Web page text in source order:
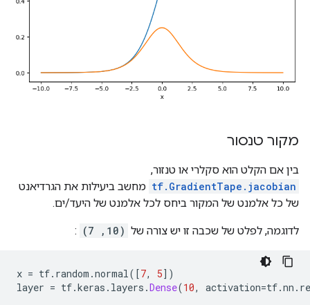
מקור טנסור
בין אם הקלט הוא סקלרי או טנזור,
tf.GradientTape.jacobian מחשב ביעילות את הגרדיאנט
של כל אלמנט של המקור ביחס לכל אלמנט של היעד/ים.
לדוגמה, לפלט של שכבה זו יש צורה של (10, 7)
:
x = tf. random .normal([7, 5])
layer = tf.keras . layers .Dense(10, activation=tf.nn .